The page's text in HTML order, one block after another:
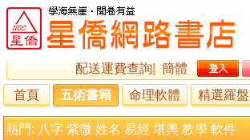
配送運費查詢
簡體
首頁
五術書籍 命理軟體 精選羅盤
熱門: 八字 紫微 姓名 易經 堪輿 教學 軟件